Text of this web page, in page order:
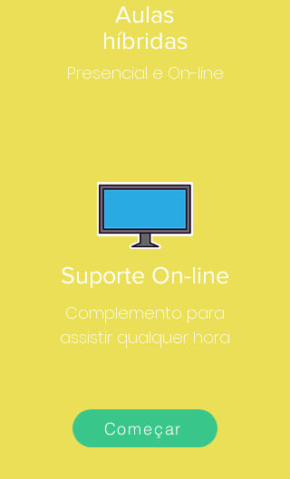
Aulas
híbridas
Presencial e On-line
Suporte On-line
Complemento para
assistir qualquer hora
Começar